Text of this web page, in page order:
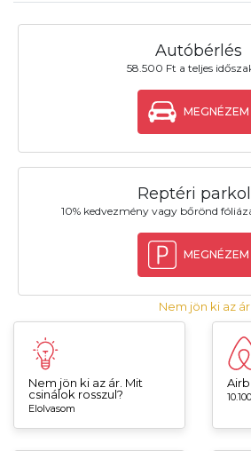
Autóbérlés
58.500 Ft a teljes
MEGNÉZEM
Reptéri
10% kedvezmény vagy bőrönd
MEGNÉZEM
Nem jön ki az
Nem jön ki az ár. Mit
csinálok rosszul?
Elolvasom